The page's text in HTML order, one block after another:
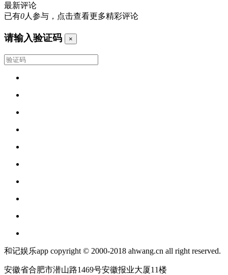
最新评论
已有0人参与，点击查看更多精彩评论
请输入验证码 ×
和记娱乐app copyright © 2000-2018 ahwang.cn all right reserved.
安徽省合肥市潜山路1469号安徽报业大厦11楼